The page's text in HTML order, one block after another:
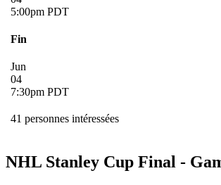
5:00pm PDT
Fin
Jun
04
7:30pm PDT
41 personnes intéressées
NHL Stanley Cup Final -